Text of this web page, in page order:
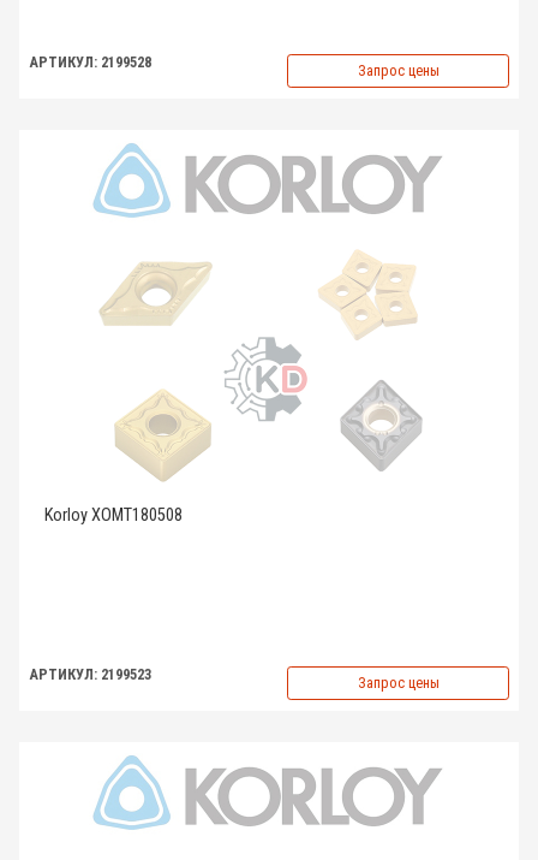
АРТИКУЛ: 2199528 Запрос цены
Korloy XOMT180508
АРТИКУЛ: 2199523 Запрос цены